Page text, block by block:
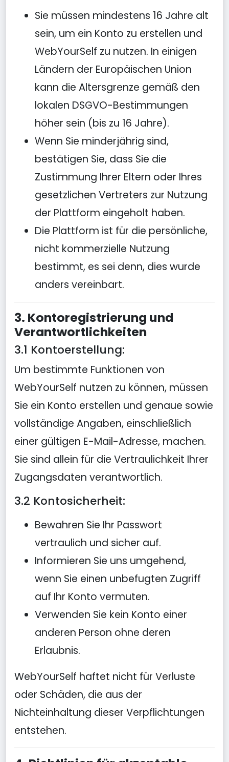
Sie müssen mindestens 16 Jahre alt
sein, um ein Konto zu erstellen und
WebYourSelf zu nutzen. In einigen
Ländern der Europäischen Union
kann die Altersgrenze gemäß den
lokalen DSGVO-Bestimmungen
höher sein (bis zu 16 Jahre).
Wenn Sie minderjährig sind,
bestätigen Sie, dass Sie die
Zustimmung Ihrer Eltern oder Ihres
gesetzlichen Vertreters zur Nutzung
der Plattform eingeholt haben.
Die Plattform ist für die persönliche,
nicht kommerzielle Nutzung
bestimmt, es sei denn, dies wurde
anders vereinbart.
3. Kontoregistrierung und
Verantwortlichkeiten
3.1 Kontoerstellung:
Um bestimmte Funktionen von
WebYourSelf nutzen zu können, müssen
Sie ein Konto erstellen und genaue sowie
vollständige Angaben, einschließlich
einer gültigen E-Mail-Adresse, machen.
Sie sind allein für die Vertraulichkeit Ihrer
Zugangsdaten verantwortlich.
3.2 Kontosicherheit:
Bewahren Sie Ihr Passwort
vertraulich und sicher auf.
Informieren Sie uns umgehend,
wenn Sie einen unbefugten Zugriff
auf Ihr Konto vermuten.
Verwenden Sie kein Konto einer
anderen Person ohne deren
Erlaubnis.
WebYourSelf haftet nicht für Verluste
oder Schäden, die aus der
Nichteinhaltung dieser Verpflichtungen
entstehen.